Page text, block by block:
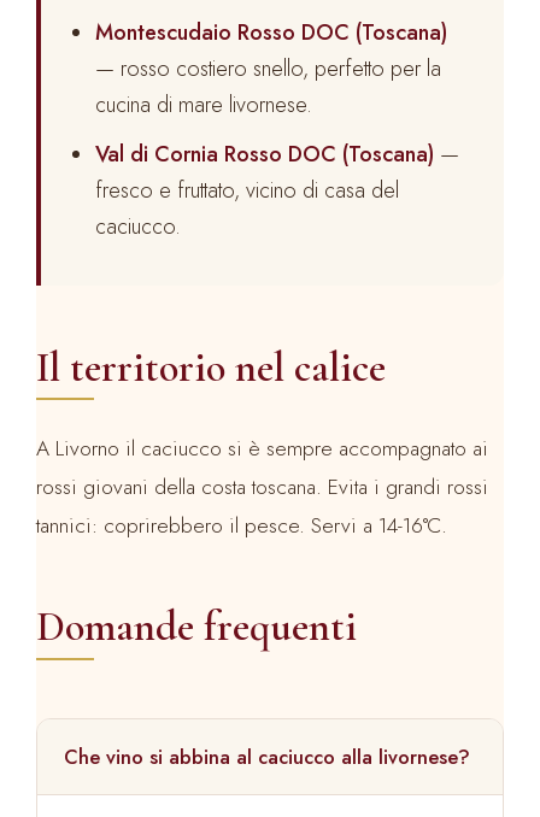
Montescudaio Rosso DOC (Toscana)
— rosso costiero snello, perfetto per la
cucina di mare livornese.
Val di Cornia Rosso DOC (Toscana) —
fresco e fruttato, vicino di casa del
caciucco.
Il territorio nel calice
A Livorno il caciucco si è sempre accompagnato ai
rossi giovani della costa toscana. Evita i grandi rossi
tannici: coprirebbero il pesce. Servi a 14-16°C.
Domande frequenti
Che vino si abbina al caciucco alla livornese?